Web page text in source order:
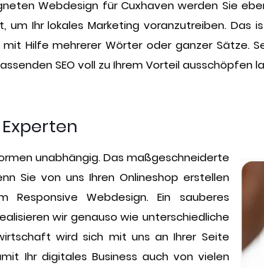
Webdesign für Cuxhaven werden Sie
um Ihr lokales Marketing voranzutreiben. Das
Hilfe mehrerer Wörter oder ganzer Sätze.
SEO voll zu Ihrem Vorteil ausschöpfen
unabhängig. Das maßgeschneiderte
Sie von uns Ihren Onlineshop erstellen
Responsive Webdesign. Ein sauberes
wir genauso wie unterschiedliche
wird sich mit uns an Ihrer Seite
Ihr digitales Business auch von vielen